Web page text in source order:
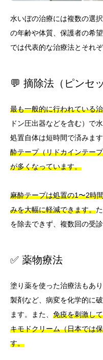
水いぼの治療には複数の選
の年齢や体質、保護者の希
では代表的な治療法とそれ
💬 摘除法（ピンセ
最も一般的に行われている
ドン圧出器などを含む）で
処置自体は短時間で済みま
酔テープ（リドカインテー
が多くなっています。
麻酔テープは処置の1〜2時
みを大幅に軽減できます。
を除去できず、複数回の受
✅ 薬物療法
塗り薬を使った治療法もあ
製剤など、病変を化学的に
ます。また、 免疫を刺激し
キモドクリーム（日本では
す。